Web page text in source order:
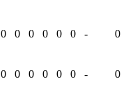
0 0 0 0 0 0 - 0
0 0 0 0 0 0 - 0